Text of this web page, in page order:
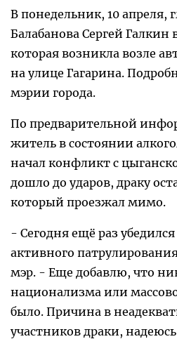
В понедельник, 10 апреля,
Балабанова Сергей Галкин
которая возникла возле
на улице Гагарина.
мэрии города.
По предварительной
житель в состоянии
начал конфликт с
дошло до ударов, драку
который проезжал мимо.
- Сегодня ещё раз
активного
мэр. - Еще добавлю, что
национализма или
было. Причина в
участников драки,